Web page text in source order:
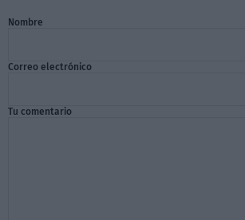
Nombre
Correo electrónico
Tu comentario